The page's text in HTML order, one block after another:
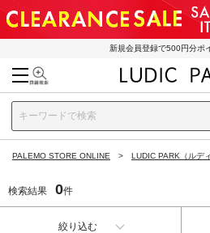
新規会員登録で500円分ポ
PALEMO STORE ONLINE LUDIC PARK（ルデ
検索結果 0件
絞り込む